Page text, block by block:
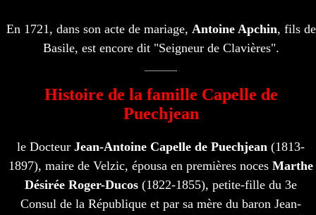
En 1721, dans son acte de mariage, Antoine Apchin, fils de
Basile, est encore dit "Seigneur de Clavières".
Histoire de la famille Capelle de
Puechjean
le Docteur Jean-Antoine Capelle de Puechjean (1813-
1897), maire de Velzic, épousa en premières noces Marthe
Désirée Roger-Ducos (1822-1855), petite-fille du 3e
Consul de la République et par sa mère du baron Jean-